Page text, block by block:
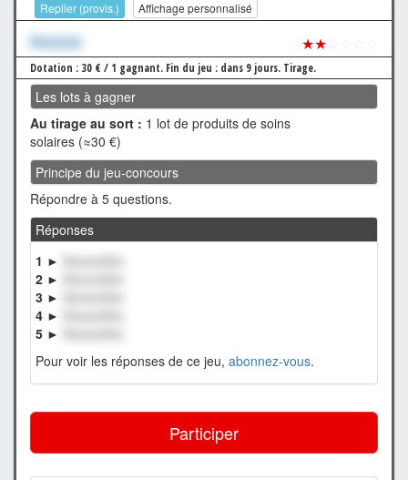
Replier (provis.) Affichage personnalisé
Xxxxxxx ★★
Dotation : 30 € / 1 gagnant. Fin du jeu : dans 9 jours. Tirage.
Les lots à gagner
Au tirage au sort : 1 lot de produits de soins
solaires (≈30 €)
Principe du jeu-concours
Répondre à 5 questions.
Réponses
1 ►
XxxxxxXxx
2 ►
3 ►
4 ►
5 ►
Pour voir les réponses de ce jeu, abonnez-vous.
Participer